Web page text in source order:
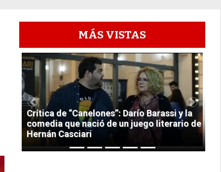
MÁS VISTAS
1
Crítica de “Canelones”: Darío Barassi y la
comedia que nació de un juego literario de
Hernán Casciari
Previous Next